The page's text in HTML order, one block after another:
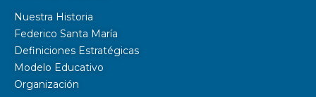
Nuestra Historia
Federico Santa María
Definiciones Estratégicas
Modelo Educativo
Organización